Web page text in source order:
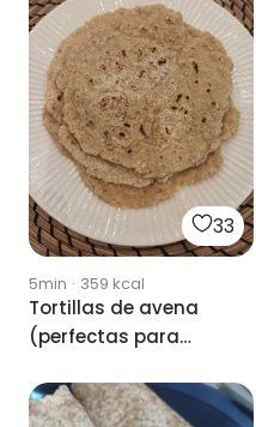
33
5min · 359 kcal
Tortillas de avena
(perfectas para